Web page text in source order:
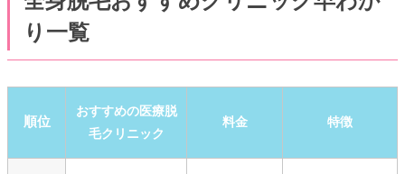
り一覧
順位
おすすめの医療脱
毛クリニック
料金 特徴